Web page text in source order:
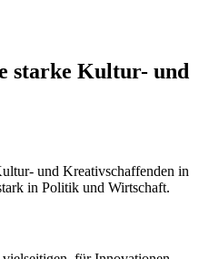
starke Kultur- und
und Kreativschaffenden in
in Politik und Wirtschaft.